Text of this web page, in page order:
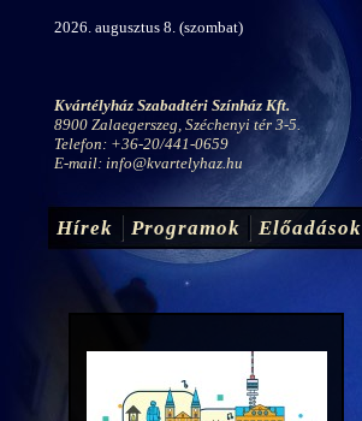
2026. augusztus 8. (szombat)
Kvártélyház Szabadtéri Színház Kft.
8900 Zalaegerszeg, Széchenyi tér 3-5.
Telefon: +36-20/441-0659
E-mail: info@kvartelyhaz.hu
Hírek Programok Előadások